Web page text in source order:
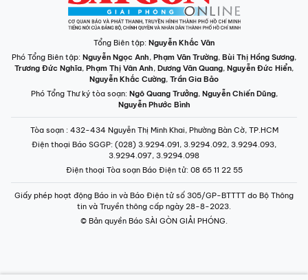
Tổng Biên tập: Nguyễn Khắc Văn
Phó Tổng Biên tập: Nguyễn Ngọc Anh, Phạm Văn Trường, Bùi Thị Hồng Sương,
Trương Đức Nghĩa, Phạm Thị Vân Anh, Dương Văn Quang, Nguyễn Đức Hiển,
Nguyễn Khắc Cường, Trần Gia Bảo
Phó Tổng Thư ký tòa soạn: Ngô Quang Trưởng, Nguyễn Chiến Dũng,
Nguyễn Phước Bình
Tòa soạn : 432-434 Nguyễn Thị Minh Khai, Phường Bàn Cờ, TP.HCM
Điện thoại Báo SGGP: (028) 3.9294.091, 3.9294.092, 3.9294.093,
3.9294.097, 3.9294.098
Điện thoại Tòa soạn Báo Điện tử: 08 65 11 22 55
Giấy phép hoạt động Báo in và Báo Điện tử số 305/GP-BTTTT do Bộ Thông
tin và Truyền thông cấp ngày 28-8-2023.
© Bản quyền Báo SÀI GÒN GIẢI PHÓNG.